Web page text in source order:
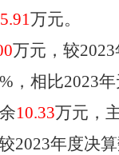
万元。
万元，较2023
%， 相比2023
10.33万元，
2023年度决